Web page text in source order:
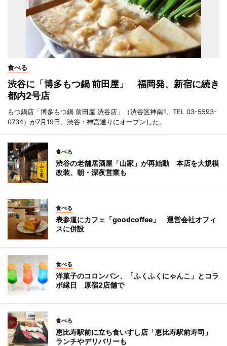
食べる
渋谷に「博多もつ鍋 前田屋」 福岡発、新宿に続き
都内2号店
もつ鍋店「博多もつ鍋 前田屋 渋谷店」（渋谷区神南1、TEL 03-5593-
0734）が7月19日、渋谷・神宮通りにオープンした。
食べる
渋谷の老舗居酒屋「山家」が再始動 本店を大規模
改装、朝・深夜営業も
食べる
表参道にカフェ「goodcoffee」 運営会社オフィ
スに併設
食べる
洋菓子のコロンバン、「ふくふくにゃんこ」とコラ
ボ縁日 原宿2店舗で
食べる
恵比寿駅前に立ち食いすし店「恵比寿駅前寿司」
ランチやデリバリーも